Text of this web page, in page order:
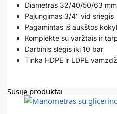
Diametras 32/40/50/63 mm
Pajungimas 3/4″ vid sriegis
Pagamintas iš aukštos
Komplekte su varžtais ir
Darbinis slėgis iki 10 bar
Tinka HDPE ir LDPE
Susiję produktai